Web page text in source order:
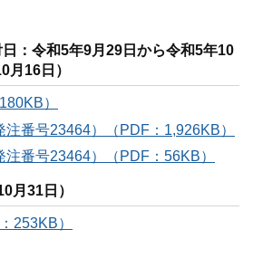
：令和5年9月29日から令和5年10
月16日）
）
番号23464）（PDF：1,926KB）
番号23464）（PDF：56KB）
月31日）
253KB）